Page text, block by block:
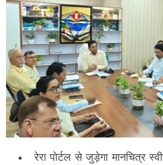
रेरा पोर्टल से जुड़ेगा मानचित्र